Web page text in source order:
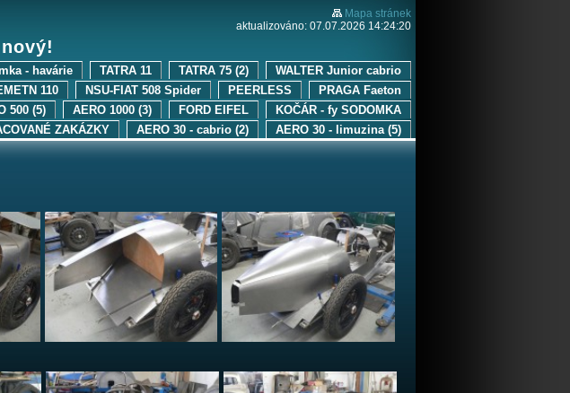
Mapa stránek
aktualizováno: 07.07.2026 14:24:20
WALTER Junior cabrio
TATRA 75 (2)
TATRA 11
- havárie
PRAGA Faeton
PEERLESS
NSU-FIAT 508 Spider
110
KOČÁR - fy SODOMKA
FORD EIFEL
AERO 1000 (3)
500 (5)
AERO 30 - limuzina (5)
AERO 30 - cabrio (2)
ZAKÁZKY